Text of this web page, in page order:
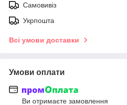
Самовивіз
Укрпошта
Всі умови доставки
Умови оплати
Ви отримаєте замовлення